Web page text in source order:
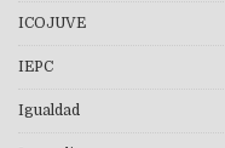
ICOJUVE
IEPC
Igualdad